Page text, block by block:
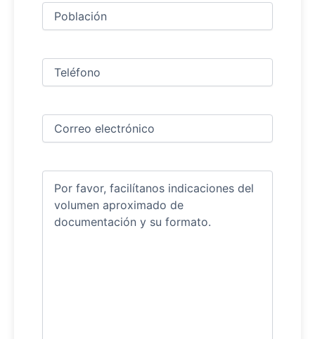
Ciudad
Teléfono
Correo
electrónico (Obligatorio)
Comentarios